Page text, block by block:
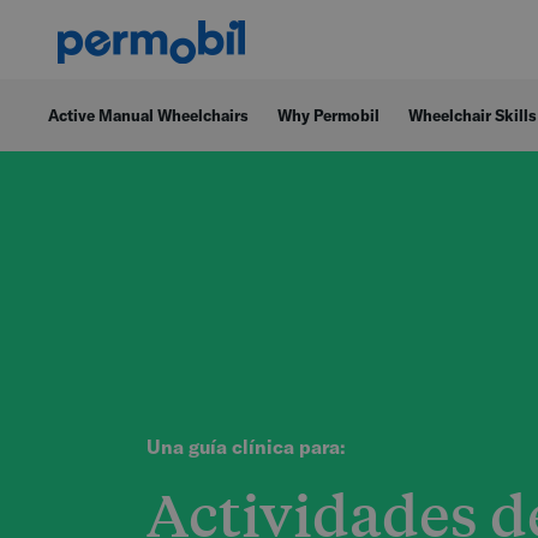
Active Manual Wheelchairs Why Permobil Wheelchair Skills
Una guía clínica para:
Actividades